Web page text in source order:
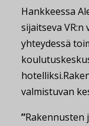
Hankkeessa
sijaitseva
yhteydessä
valmistuvan
”Rakennusten